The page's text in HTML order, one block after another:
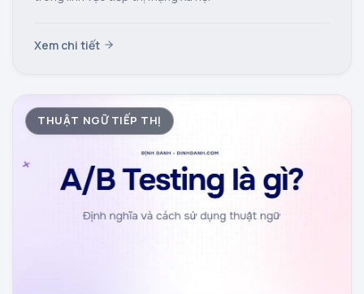
Xem chi tiết
THUẬT NGỮ TIẾP THỊ